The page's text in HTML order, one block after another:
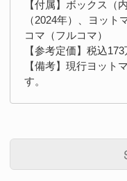
【付属】ボックス（
（2024年）、ヨッ
コマ（フルコマ）
【参考定価】税込
【備考】現行ヨット
す。